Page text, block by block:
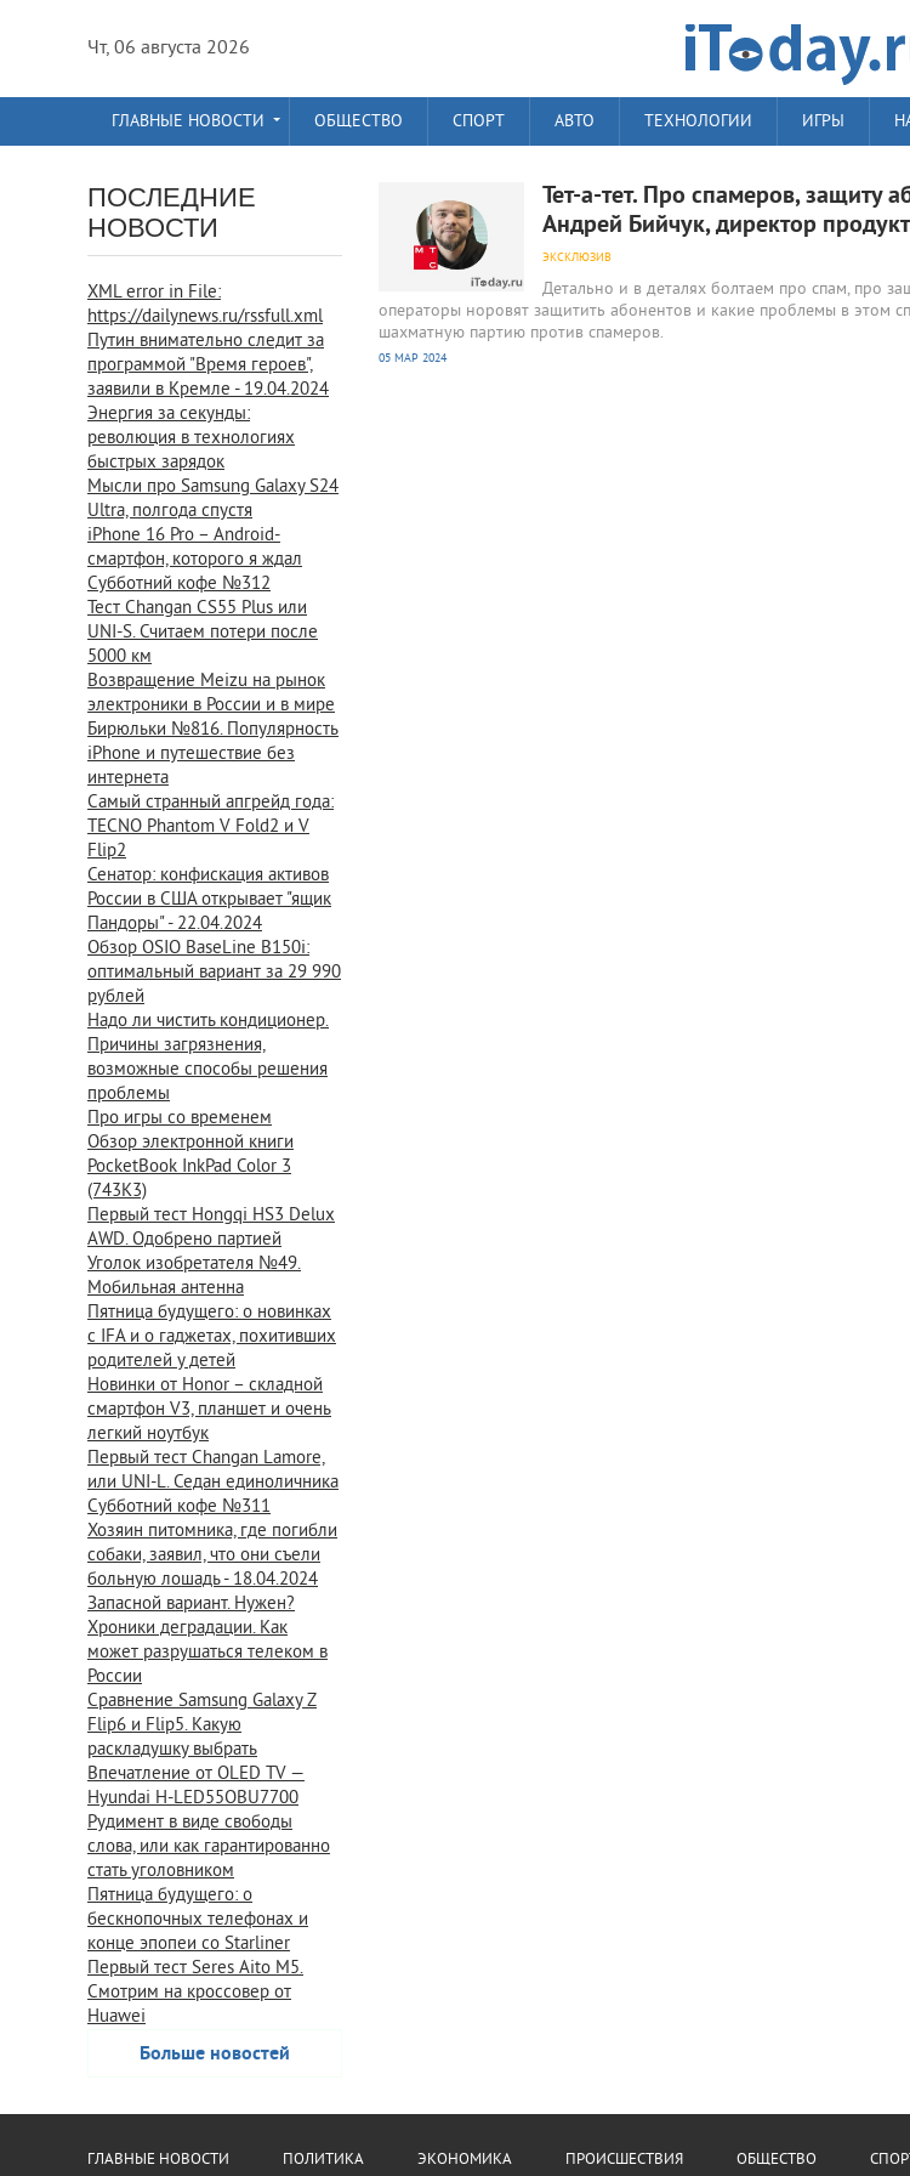
Чт, 06 августа 2026
ГЛАВНЫЕ НОВОСТИ ОБЩЕСТВО СПОРТ АВТО ТЕХНОЛОГИИ ИГРЫ
ПОСЛЕДНИЕ
НОВОСТИ
XML error in File:
https://dailynews.ru/rssfull.xml
Путин внимательно следит за
программой "Время героев",
заявили в Кремле - 19.04.2024
Энергия за секунды:
революция в технологиях
быстрых зарядок
Мысли про Samsung Galaxy S24
Ultra, полгода спустя
iPhone 16 Pro – Android-
смартфон, которого я ждал
Субботний кофе №312
Тест Changan CS55 Plus или
UNI-S. Считаем потери после
5000 км
Возвращение Meizu на рынок
электроники в России и в мире
Бирюльки №816. Популярность
iPhone и путешествие без
интернета
Самый странный апгрейд года:
TECNO Phantom V Fold2 и V
Flip2
Сенатор: конфискация активов
России в США открывает "ящик
Пандоры" - 22.04.2024
Обзор OSIO BaseLine B150i:
оптимальный вариант за 29 990
рублей
Надо ли чистить кондиционер.
Причины загрязнения,
возможные способы решения
проблемы
Про игры со временем
Обзор электронной книги
PocketBook InkPad Color 3
(743K3)
Первый тест Hongqi HS3 Delux
AWD. Одобрено партией
Уголок изобретателя №49.
Мобильная антенна
Пятница будущего: о новинках
с IFA и о гаджетах, похитивших
родителей у детей
Новинки от Honor – складной
смартфон V3, планшет и очень
легкий ноутбук
Первый тест Changan Lamore,
или UNI-L. Седан единоличника
Субботний кофе №311
Хозяин питомника, где погибли
собаки, заявил, что они съели
больную лошадь - 18.04.2024
Запасной вариант. Нужен?
Хроники деградации. Как
может разрушаться телеком в
России
Сравнение Samsung Galaxy Z
Flip6 и Flip5. Какую
раскладушку выбрать
Впечатление от OLED TV —
Hyundai H-LED55OBU7700
Рудимент в виде свободы
слова, или как гарантированно
стать уголовником
Пятница будущего: о
бескнопочных телефонах и
конце эпопеи со Starliner
Первый тест Seres Aito M5.
Смотрим на кроссовер от
Huawei
Больше новостей
Тет-а-тет. Про спамеров, защиту
Андрей Бийчук, директор
ЭКСКЛЮЗИВ
Детально и в деталях болтаем про спам, про
операторы норовят защитить абонентов и какие проблемы в этом
шахматную партию против спамеров.
05 МАР 2024
ГЛАВНЫЕ НОВОСТИ ПОЛИТИКА ЭКОНОМИКА ПРОИСШЕСТВИЯ ОБЩЕСТВО